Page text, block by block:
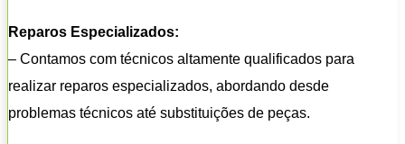
Reparos Especializados:
– Contamos com técnicos altamente qualificados para
realizar reparos especializados, abordando desde
problemas técnicos até substituições de peças.